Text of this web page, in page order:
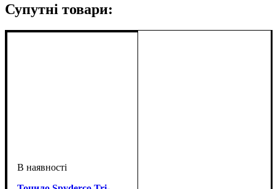
Супутні товари: